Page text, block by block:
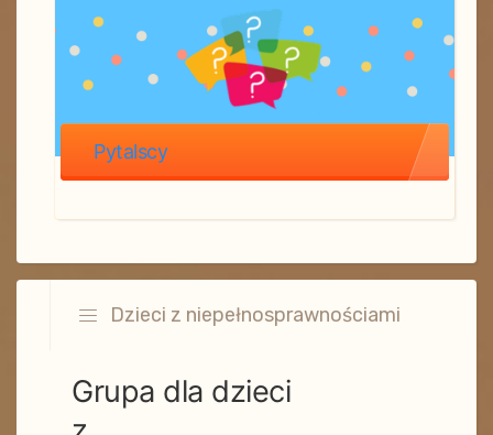
Pytalscy
Dzieci z niepełnosprawnościami
Grupa dla dzieci